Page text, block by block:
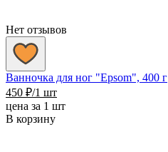
Нет отзывов
Ванночка для ног "Epsom", 400 г
450 ₽/1 шт
цена за 1 шт
В корзину